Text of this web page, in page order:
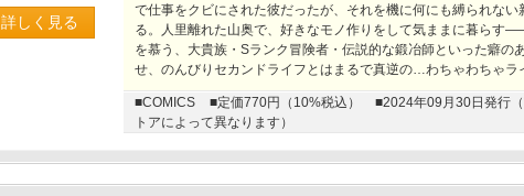
詳しく見る
で仕事をクビにされた彼だったが、それを機に何にも縛られな
る。人里離れた山奥で、好きなモノ作りをして気ままに暮らす
を慕う、大貴族・Sランク冒険者・伝説的な鍛冶師といった癖の
せ、のんびりセカンドライフとはまるで真逆の…わちゃわちゃラ
■COMICS ■定価770円（10%税込）
■2024年09月30日発行
トアによって異なります）